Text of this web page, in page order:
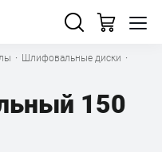
· Шлифовальные диски ·
150